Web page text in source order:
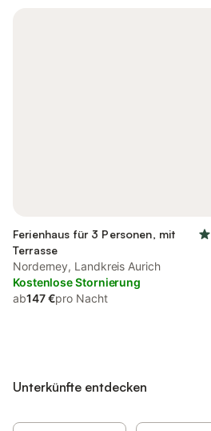
Ferienhaus für 3 Personen, mit
Terrasse
Norderney, Landkreis Aurich
Kostenlose Stornierung
ab147 €pro Nacht
Unterkünfte entdecken